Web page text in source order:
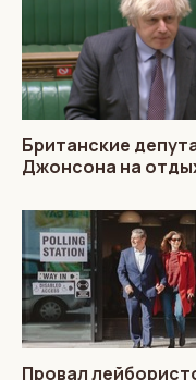
Британские
Джонсона на
Провал